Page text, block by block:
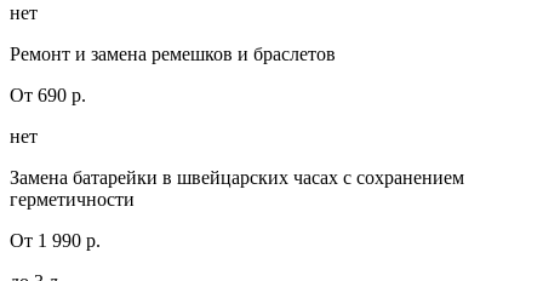
нет
Ремонт и замена ремешков и браслетов
От 690 р.
нет
Замена батарейки в швейцарских часах с сохранением
герметичности
От 1 990 р.